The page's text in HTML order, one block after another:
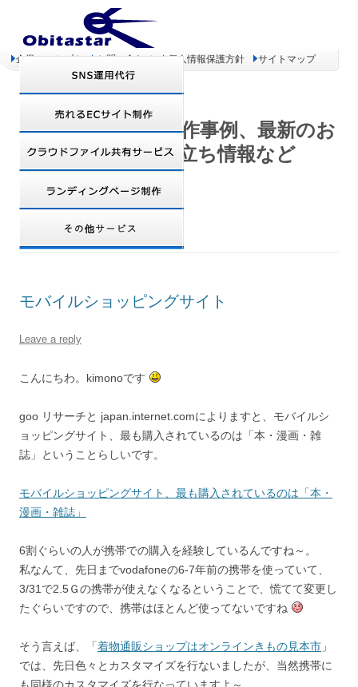
企業コンセプト お問い合わせ 個人情報保護方針 サイトマップ
オビタスター 制作事例、最新のお
得情報、お役立ち情報など
TAG ARCHIVES:QRコード
モバイルショッピングサイト
Leave a reply
こんにちわ。kimonoです
goo リサーチと japan.internet.comによりますと、モバイルシ
ョッピングサイト、最も購入されているのは「本・漫画・雑
誌」ということらしいです。
モバイルショッピングサイト、最も購入されているのは「本・
漫画・雑誌」
6割ぐらいの人が携帯での購入を経験しているんですね～。
私なんて、先日までvodafoneの6-7年前の携帯を使っていて、
3/31で2.5Ｇの携帯が使えなくなるということで、慌てて変更し
たぐらいですので、携帯はほとんど使ってないですね
そう言えば、「着物通販ショップはオンラインきもの見本市 」
では、先日色々とカスタマイズを行ないましたが、当然携帯に